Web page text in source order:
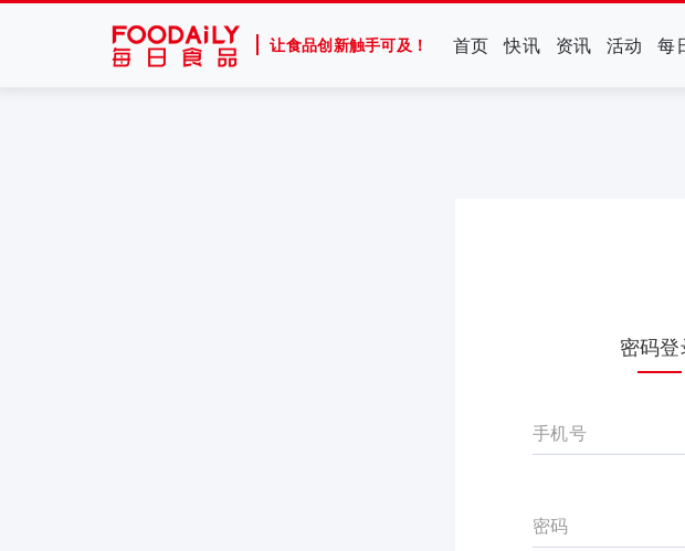
让食品创新触手可及！ 首页 快讯 资讯 活动 每
密码
手机号
密码